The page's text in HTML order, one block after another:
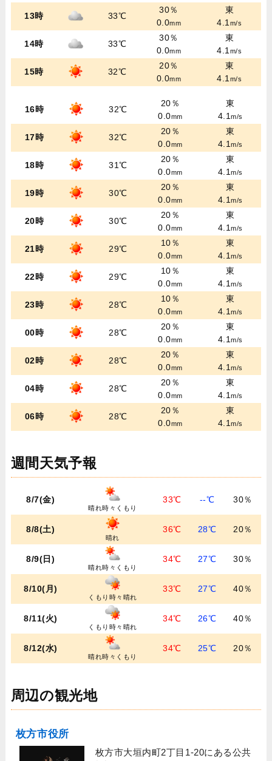
13時 33℃
30％
0.0mm
東
4.1m/s
14時 33℃
30％
0.0mm
東
4.1m/s
15時 32℃
20％
0.0mm
東
4.1m/s
16時 32℃
20％
0.0mm
東
4.1m/s
17時 32℃
20％
0.0mm
東
4.1m/s
18時 31℃
20％
0.0mm
東
4.1m/s
19時 30℃
20％
0.0mm
東
4.1m/s
20時 30℃
20％
0.0mm
東
4.1m/s
21時 29℃
10％
0.0mm
東
4.1m/s
22時 29℃
10％
0.0mm
東
4.1m/s
23時 28℃
10％
0.0mm
東
4.1m/s
00時 28℃
20％
0.0mm
東
4.1m/s
02時 28℃
20％
0.0mm
東
4.1m/s
04時 28℃
20％
0.0mm
東
4.1m/s
06時 28℃
20％
0.0mm
東
4.1m/s
週間天気予報
8/7(金)
晴れ時々くもり
33℃ --℃ 30％
8/8(土)
晴れ
36℃ 28℃ 20％
8/9(日)
晴れ時々くもり
34℃ 27℃ 30％
8/10(月)
くもり時々晴れ
33℃ 27℃ 40％
8/11(火)
くもり時々晴れ
34℃ 26℃ 40％
8/12(水)
晴れ時々くもり
34℃ 25℃ 20％
周辺の観光地
枚方市役所
枚方市大垣内町2丁目1-20にある公共